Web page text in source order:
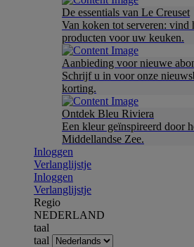
De essentials van Le Creuset
Van koken tot serveren: vind
producten voor uw keuken.
Aanbieding voor nieuwe
Schrijf u in voor onze
korting.
Ontdek Bleu Riviera
Een kleur geïnspireerd door
Middellandse Zee.
Inloggen
Verlanglijstje
Inloggen
Verlanglijstje
Regio
NEDERLAND
taal
taal